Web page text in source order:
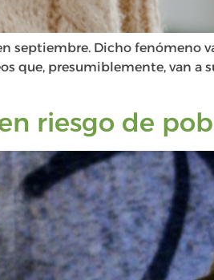
septiembre. Dicho fenómeno
que, presumiblemente, van a
riesgo de